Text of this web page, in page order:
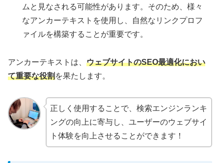
ムと見なされる可能性があります。そのため、様々
なアンカーテキストを使用し、自然なリンクプロフ
ァイルを構築することが重要です。
アンカーテキストは、 ウェブサイトのSEO最適化におい
て重要な役割を果たします。
正しく使用することで、検索エンジンランキ
ングの向上に寄与し、ユーザーのウェブサイ
ト体験を向上させることができます！